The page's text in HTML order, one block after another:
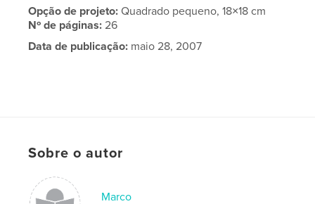
Opção de projeto:Quadrado pequeno, 18×18 cm
Nº de páginas:26
Data de publicação: maio 28, 2007
Sobre o autor
Marco